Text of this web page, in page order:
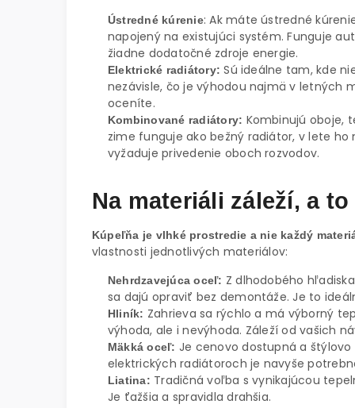
Ústredné kúrenie: Ak máte ústredné
napojený na existujúci systém. Funguje
žiadne dodatočné zdroje energie.
Elektrické radiátory: Sú ideálne tam, kde
nezávisle, čo je výhodou najmä v letných
oceníte.
Kombinované radiátory: Kombinujú oboje,
zime funguje ako bežný radiátor, v lete
vyžaduje privedenie oboch rozvodov.
Na materiáli záleží, a
Kúpeľňa je vlhké prostredie a nie každý
vlastnosti jednotlivých materiálov:
Nehrdzavejúca oceľ: Z dlhodobého
sa dajú opraviť bez demontáže. Je to
Hliník: Zahrieva sa rýchlo a má výborný
výhoda, ale i nevýhoda. Záleží od vašich
Mäkká oceľ: Je cenovo dostupná a
elektrických radiátoroch je navyše
Liatina: Tradičná voľba s vynikajúcou
Je ťažšia a spravidla drahšia.